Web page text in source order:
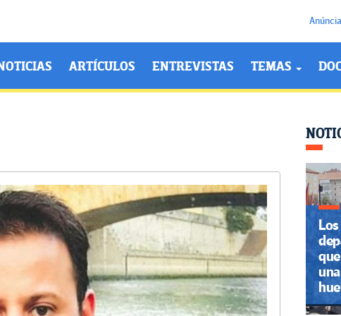
ARTÍCULOS ENTREVISTAS TEMAS